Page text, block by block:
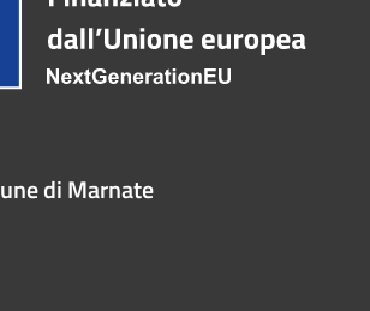
di Marnate